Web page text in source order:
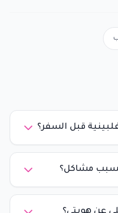
قبل السفر؟
يسبب مشاكل؟